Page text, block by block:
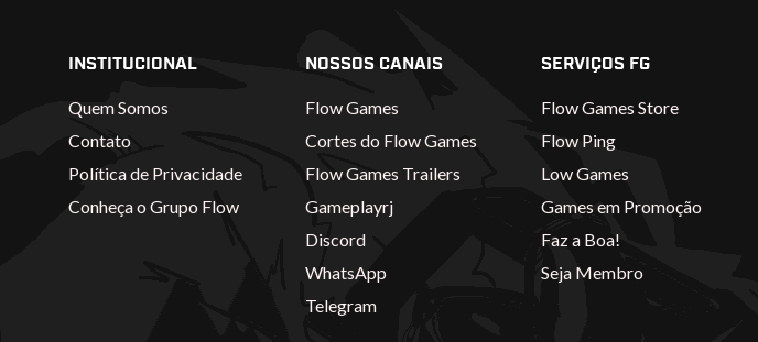
INSTITUCIONAL
Quem Somos
Contato
Política de Privacidade
Conheça o Grupo Flow
NOSSOS CANAIS
Flow Games
Cortes do Flow Games
Flow Games Trailers
Gameplayrj
Discord
WhatsApp
Telegram
SERVIÇOS FG
Flow Games Store
Flow Ping
Low Games
Games em Promoção
Faz a Boa!
Seja Membro